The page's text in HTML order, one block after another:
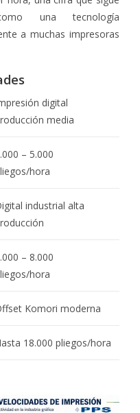
una tecnología
a muchas impresoras
digital
media
– 5.000
hora
industrial alta
– 8.000
hora
Komori moderna
18.000 pliegos/hora